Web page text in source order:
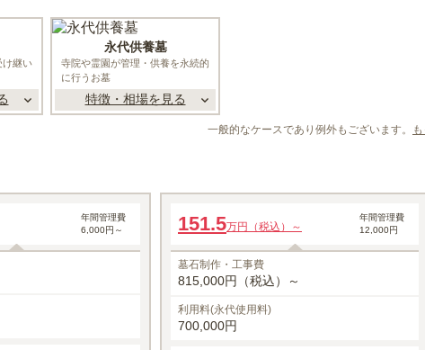
け継い
永代供養墓
寺院や霊園が管理・供養を永続的
に行うお墓
特徴・相場を見る
一般的なケースであり例外もございます。
年間管理費
6,000円～
151.5万円（税込）～
年間管理費
12,000円
墓石制作・工事費
815,000円（税込）～
利用料(永代使用料)
700,000円